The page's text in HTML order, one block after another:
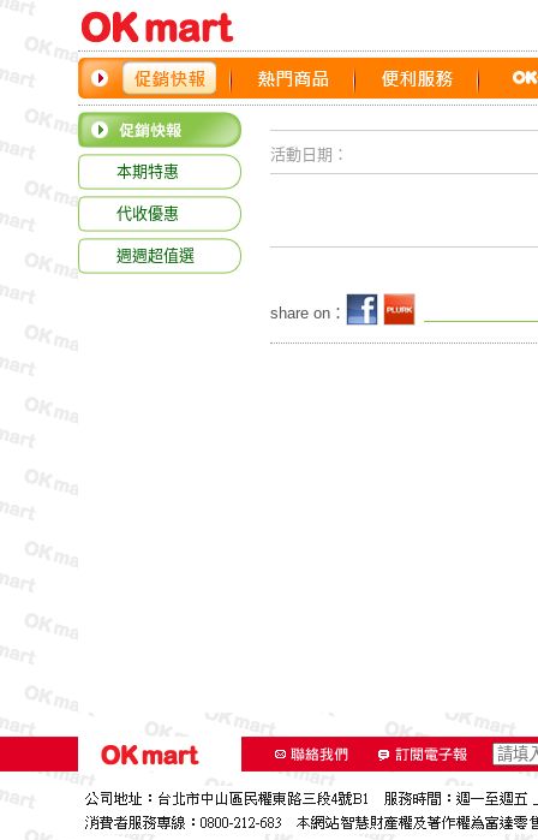
本期特惠
代收優惠
週週超值選
活動日期：
share on：